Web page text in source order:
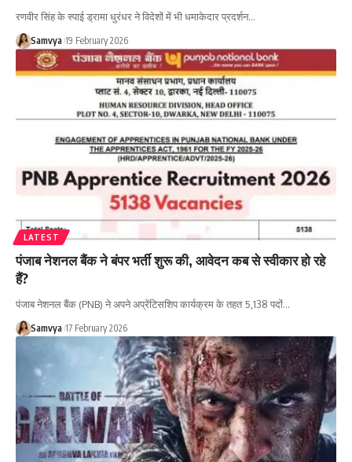
रणवीर सिंह के स्पाई ड्रामा धुरंधर ने विदेशों में भी धमाकेदार प्रदर्शन…
Samvya 19 February 2026
LATEST
पंजाब नेशनल बैंक ने बंपर भर्ती शुरू की, आवेदन कब से स्वीकार हो रहे
हैं?
पंजाब नेशनल बैंक (PNB) ने अपने अप्रेंटिसशिप कार्यक्रम के तहत 5,138 पदों…
Samvya 17 February 2026